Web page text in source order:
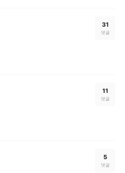
31
댓글
11
댓글
5
댓글